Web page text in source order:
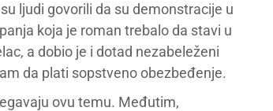
ljudi govorili da su demonstracije u
koja je roman trebalo da stavi u
a dobio je i dotad nezabeleženi
da plati sopstveno obezbeđenje.
ovu temu. Međutim,